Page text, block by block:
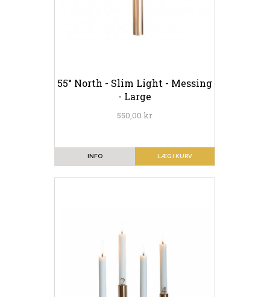
55° North - Slim Light - Messing
- Large
550,00 kr
LÆG I KURV
INFO